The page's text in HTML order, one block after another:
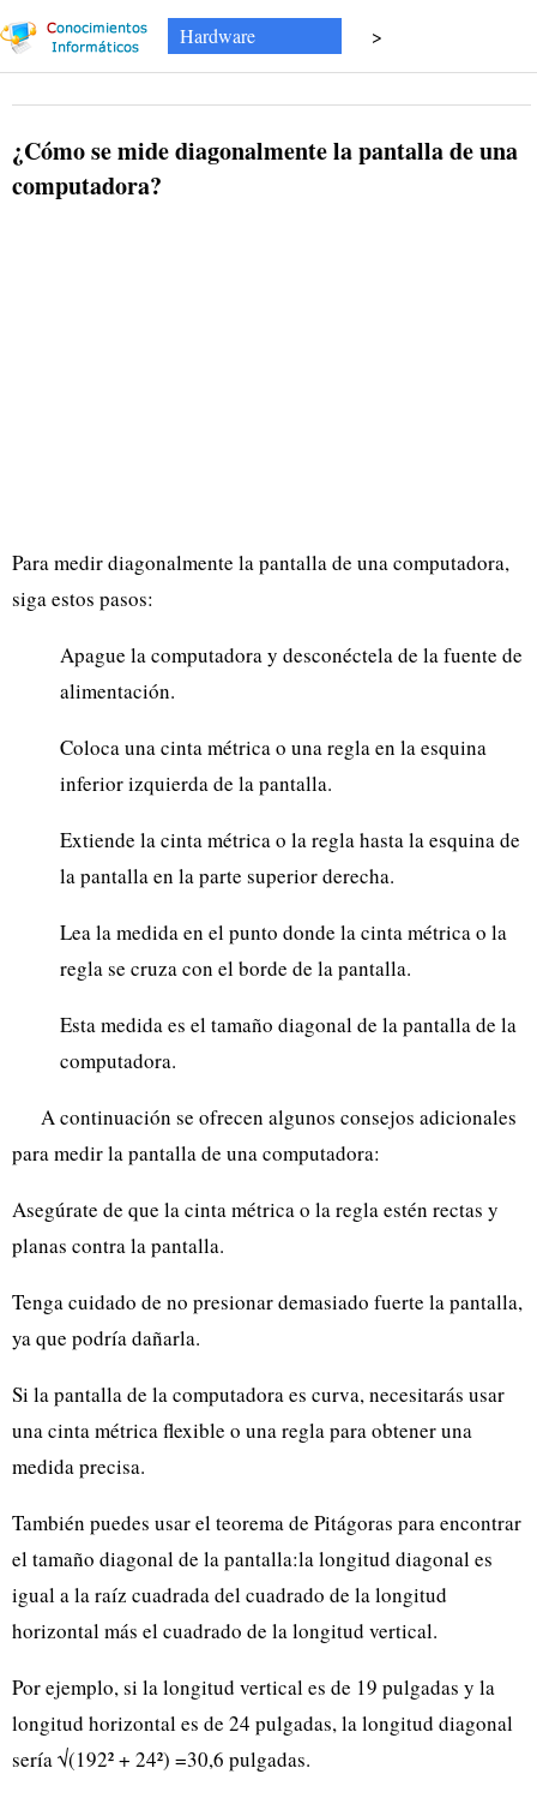
Hardware >
¿Cómo se mide diagonalmente la pantalla de una
computadora?
Para medir diagonalmente la pantalla de una computadora,
siga estos pasos:
Apague la computadora y desconéctela de la fuente de
alimentación.
Coloca una cinta métrica o una regla en la esquina
inferior izquierda de la pantalla.
Extiende la cinta métrica o la regla hasta la esquina de
la pantalla en la parte superior derecha.
Lea la medida en el punto donde la cinta métrica o la
regla se cruza con el borde de la pantalla.
Esta medida es el tamaño diagonal de la pantalla de la
computadora.
A continuación se ofrecen algunos consejos adicionales
para medir la pantalla de una computadora:
Asegúrate de que la cinta métrica o la regla estén rectas y
planas contra la pantalla.
Tenga cuidado de no presionar demasiado fuerte la pantalla,
ya que podría dañarla.
Si la pantalla de la computadora es curva, necesitarás usar
una cinta métrica flexible o una regla para obtener una
medida precisa.
También puedes usar el teorema de Pitágoras para encontrar
el tamaño diagonal de la pantalla:la longitud diagonal es
igual a la raíz cuadrada del cuadrado de la longitud
horizontal más el cuadrado de la longitud vertical.
Por ejemplo, si la longitud vertical es de 19 pulgadas y la
longitud horizontal es de 24 pulgadas, la longitud diagonal
sería √(192² + 24²) =30,6 pulgadas.